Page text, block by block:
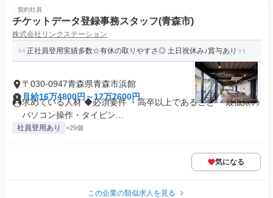
契約社員
チケットデータ登録事務スタッフ(青森市)
株式会社リンクステーション
正社員登用実績多数☆有休の取りやすさ◎ 土日祝休み♪賞与あり
〒030-0947青森県青森市浜館
月給16万4800円～17万7600円
求めている人材 ◆必須要件 ・高卒以上であること ・最低限の
パソコン操作・タイピン...
社員登用あり +29個
気になる
この企業の類似求人を見る